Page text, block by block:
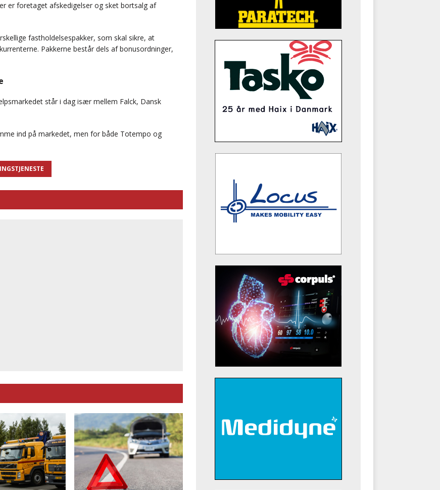
er foretaget afskedigelser og sket bortsalg af
fastholdelsespakker, som skal sikre, at
Pakkerne består dels af bonusordninger,
står i dag især mellem Falck, Dansk
ind på markedet, men for både Totempo og